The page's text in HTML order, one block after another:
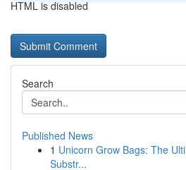
HTML is disabled
Search
Published News
1 Unicorn Grow Bags: The
Substr...